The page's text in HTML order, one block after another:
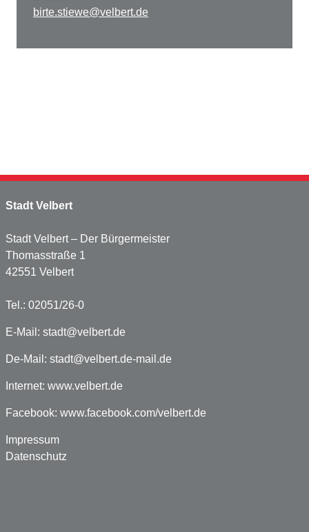
birte.stiewe@velbert.de
Stadt Velbert
Stadt Velbert – Der Bürgermeister
Thomasstraße 1
42551 Velbert
Tel.: 02051/26-0
E-Mail: stadt@velbert.de
De-Mail: stadt@velbert.de-mail.de
Internet: www.velbert.de
Facebook: www.facebook.com/velbert.de
Impressum
Datenschutz